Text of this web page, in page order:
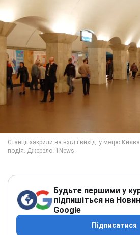
Будьте першими у
підпишіться на
Google
Підписатися